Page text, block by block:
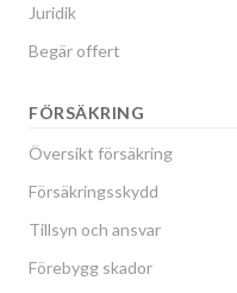
Juridik
Begär offert
FÖRSÄKRING
Översikt försäkring
Försäkringsskydd
Tillsyn och ansvar
Förebygg skador